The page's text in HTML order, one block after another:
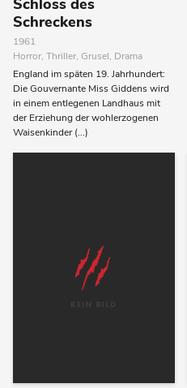
Schloss des
Schreckens
1961
Horror, Thriller, Grusel, Drama
England im späten 19. Jahrhundert:
Die Gouvernante Miss Giddens wird
in einem entlegenen Landhaus mit
der Erziehung der wohlerzogenen
Waisenkinder (...)